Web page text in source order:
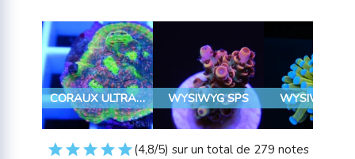
CORAUX ULTRA SELECT WYSIWYG SPS WYSIWYG
(4,8/5) sur un total de 279 notes